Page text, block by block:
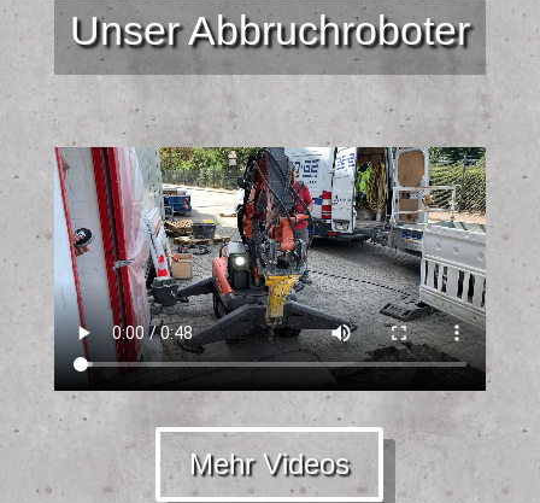
Unser Abbruchroboter
Mehr Videos